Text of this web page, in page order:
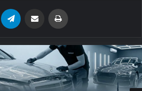
WhatsApp Email'den paylaş